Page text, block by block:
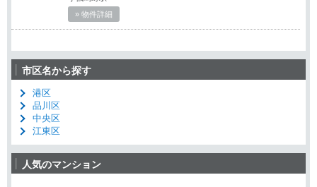
» 物件詳細
市区名から探す
港区
品川区
中央区
江東区
人気のマンション